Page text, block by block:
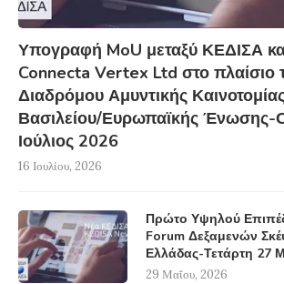
Υπογραφή MoU μεταξύ ΚΕΔΙΣΑ
Connecta Vertex Ltd στο πλαίσιο
Διαδρόμου Αμυντικής
Βασιλείου/Ευρωπαϊκής Ένωσης-
Ιούλιος 2026
16 Ιουλίου, 2026
Πρώτο Υψηλού
Forum Δεξαμενών
Ελλάδας-Τετάρτη 27
29 Μαΐου, 2026